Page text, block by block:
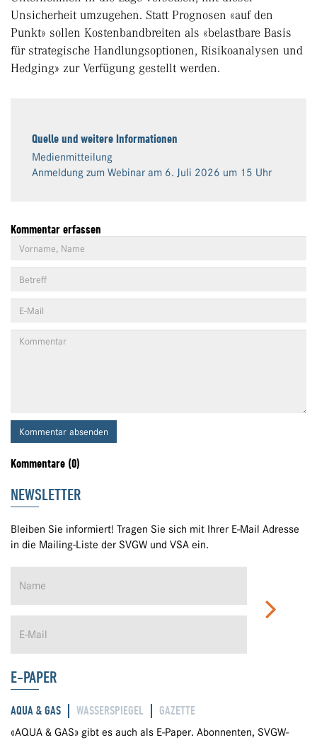
Unsicherheit umzugehen. Statt Prognosen «auf den
Punkt» sollen Kostenbandbreiten als «belastbare Basis
für strategische Handlungsoptionen, Risikoanalysen und
Hedging» zur Verfügung gestellt werden.
Quelle und weitere Informationen
Medienmitteilung
Anmeldung zum Webinar am 6. Juli 2026 um 15 Uhr
Kommentar erfassen
Kommentar absenden
Kommentare (0)
NEWSLETTER
Bleiben Sie informiert! Tragen Sie sich mit Ihrer E-Mail Adresse
in die Mailing-Liste der SVGW und VSA ein.
E-PAPER
AQUA & GAS WASSERSPIEGEL GAZETTE
«AQUA & GAS» gibt es auch als E-Paper. Abonnenten, SVGW-